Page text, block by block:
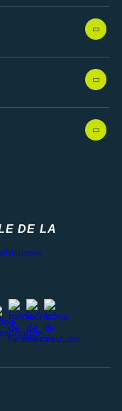
DE LA
facebook
stravayoutube